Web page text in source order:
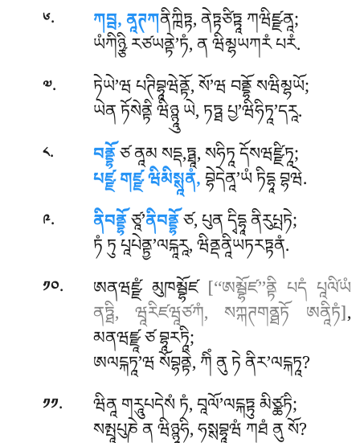
༦. ཀབྦ, ནཱཊཀནིཀྑིཏྟ, ནེཏྟཙིཏྟཱ ཀཝིཛྫནཱ;
ཡཾཀིཉྩི རཙཡནྟེ’ཏཾ, ན ཝིམྷཡཀརཾ པརཾ.
༧. ཏེཡེ’ཝ པཊིབྷཱཝེནྟོ, སོ’ཝ བནྡྷོ སཝིམྷཡོ;
ཡེན ཏོསེནྟི ཝིཉྙཱུ ཡེ, ཏཏྠ པྱ’ཝིཧིཏཱ’དརཱ.
༨. བནྡྷོཙ ནཱམ སདྡ,ཏྠཱ, སཧིཏཱ དོསཝཛྫིཏཱ;
པཛྫ གཛྫ ཝིམིསྶཱནཾ,བྷེདེནཱ’ཡཾ ཏིདྷཱ བྷཝེ.
༩. ནིབནྡྷོཙཱ’ནིབནྡྷོཙ, པུན དྭིདྷཱ ནིརུཔྤཏེ;
ཏཾ ཏུ པཱཔེནྟྱ’ལངྐཱརཱ, ཝིནྡནཱིཡཏརཏྟནཾ.
༡༠. ཨནཝཛྫཾ མུཁམྦྷོཛ[‘‘ཨམྦྷོཛ’’ནྟི པདཾ པཱལི༹ཡཾ
ནཏྠི, ཝཱརིཛཝཱཙཀཾ, སཀྐཊགནྠཏོ ཨནཱིཏཾ],
མནཝཛྫཱ ཙ བྷཱརཏཱི;
ཨལངྐཏཱ’ཝ སོབྷནྟེ, ཀིཾ ནུ ཏེ ནིར’ལངྐཏཱ?
༡༡. ཝིནཱ གརཱུཔདེསཾ ཏཾ, བཱལོ’ལངྐཏྟུ མིཙྪཏི;